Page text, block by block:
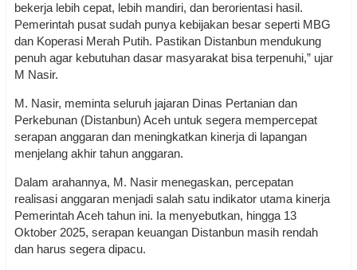
bekerja lebih cepat, lebih mandiri, dan berorientasi hasil.
Pemerintah pusat sudah punya kebijakan besar seperti MBG
dan Koperasi Merah Putih. Pastikan Distanbun mendukung
penuh agar kebutuhan dasar masyarakat bisa terpenuhi,” ujar
M Nasir.
M. Nasir, meminta seluruh jajaran Dinas Pertanian dan
Perkebunan (Distanbun) Aceh untuk segera mempercepat
serapan anggaran dan meningkatkan kinerja di lapangan
menjelang akhir tahun anggaran.
Dalam arahannya, M. Nasir menegaskan, percepatan
realisasi anggaran menjadi salah satu indikator utama kinerja
Pemerintah Aceh tahun ini. Ia menyebutkan, hingga 13
Oktober 2025, serapan keuangan Distanbun masih rendah
dan harus segera dipacu.